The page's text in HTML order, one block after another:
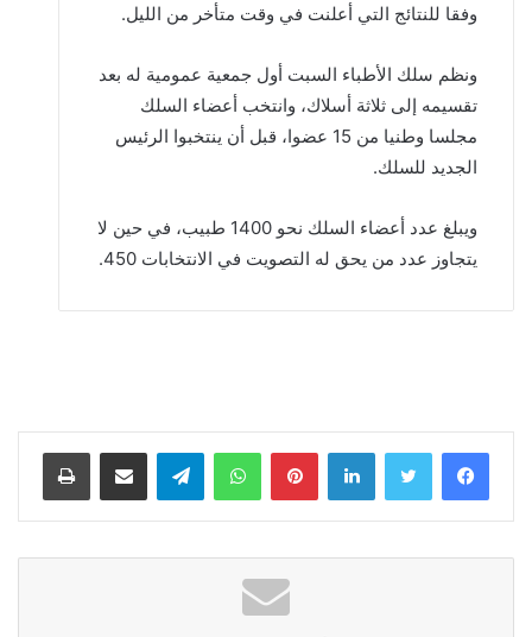
وفقا للنتائج التي أعلنت في وقت متأخر من الليل.
ونظم سلك الأطباء السبت أول جمعية عمومية له بعد
تقسيمه إلى ثلاثة أسلاك، وانتخب أعضاء السلك
مجلسا وطنيا من 15 عضوا، قبل أن ينتخبوا الرئيس
الجديد للسلك.
ويبلغ عدد أعضاء السلك نحو 1400 طبيب، في حين لا
يتجاوز عدد من يحق له التصويت في الانتخابات 450.
لينكدإن بينتيريستواتساب تيلقرام مشاركة عبر البريد طباعة